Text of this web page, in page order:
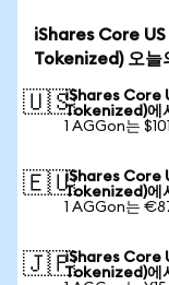
iShares Core
Tokenized) 오늘
🇺🇸iShares Core
Tokenized)에
1 AGGon는
🇪🇺iShares Core
Tokenized)에
1 AGGon는
🇯🇵iShares Core
Tokenized)에